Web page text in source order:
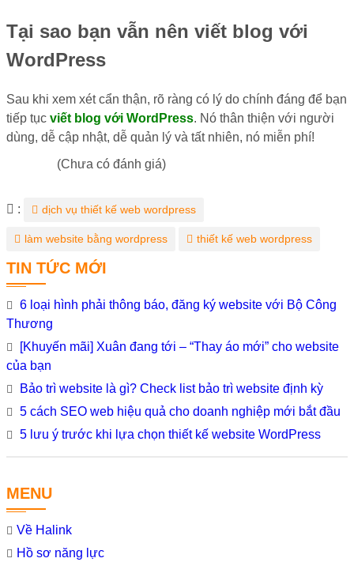
TIN TỨC MỚI
6 loại hình phải thông báo, đăng ký website với Bộ Công
Thương
[Khuyến mãi] Xuân đang tới – “Thay áo mới” cho website
của bạn
Bảo trì website là gì? Check list bảo trì website định kỳ
5 cách SEO web hiệu quả cho doanh nghiệp mới bắt đầu
5 lưu ý trước khi lựa chọn thiết kế website WordPress
MENU
Về Halink
Hồ sơ năng lực
Tại sao bạn vẫn nên viết blog với
WordPress
Sau khi xem xét cẩn thận, rõ ràng có lý do chính đáng để bạn
tiếp tục viết blog với WordPress. Nó thân thiện với người
dùng, dễ cập nhật, dễ quản lý và tất nhiên, nó miễn phí!
(Chưa có đánh giá)
Từ
: dịch vụ thiết kế web wordpress
làm website bằng wordpress thiết kế web wordpress